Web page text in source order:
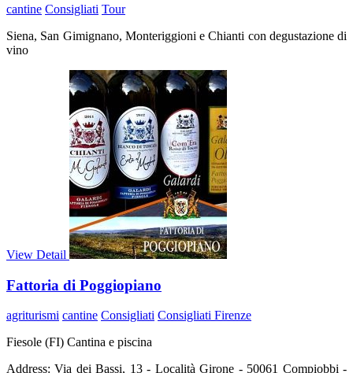
cantine Consigliati Tour
Siena, San Gimignano, Monteriggioni e Chianti con degustazione di
vino
View Detail
Fattoria di Poggiopiano
agriturismi cantine Consigliati Consigliati Firenze
Fiesole (FI) Cantina e piscina
Address: Via dei Bassi, 13 - Località Girone - 50061 Compiobbi -